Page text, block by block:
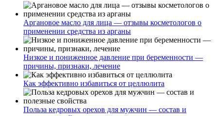
Аргановое масло для лица — отзывы косметологов о
применении средства из арганы
Низкое и пониженное давление при беременности —
причины, признаки, лечение
Как эффективно избавиться от целлюлита
Польза кедровых орехов для мужчин — состав и